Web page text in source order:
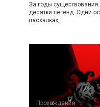
За годы существования
десятки легенд. Одни
пасхалках,
Прохождения